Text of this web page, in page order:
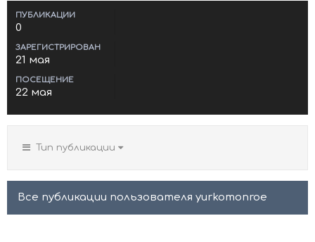
ПУБЛИКАЦИИ
0
ЗАРЕГИСТРИРОВАН
21 мая
ПОСЕЩЕНИЕ
22 мая
Тип публикации
Все публикации пользователя yurkomonroe